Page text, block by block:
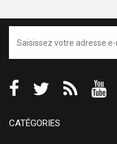
CATÉGORIES